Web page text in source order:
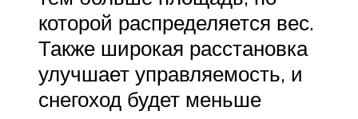
которой распределяется вес.
Также широкая расстановка
улучшает управляемость, и
снегоход будет меньше